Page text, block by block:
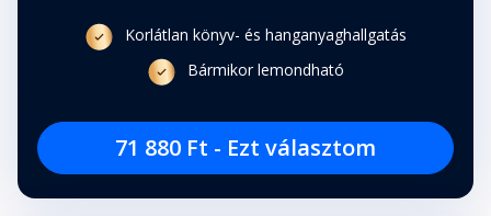
Korlátlan könyv- és hanganyaghallgatás
Bármikor lemondható
71 880 Ft - Ezt választom